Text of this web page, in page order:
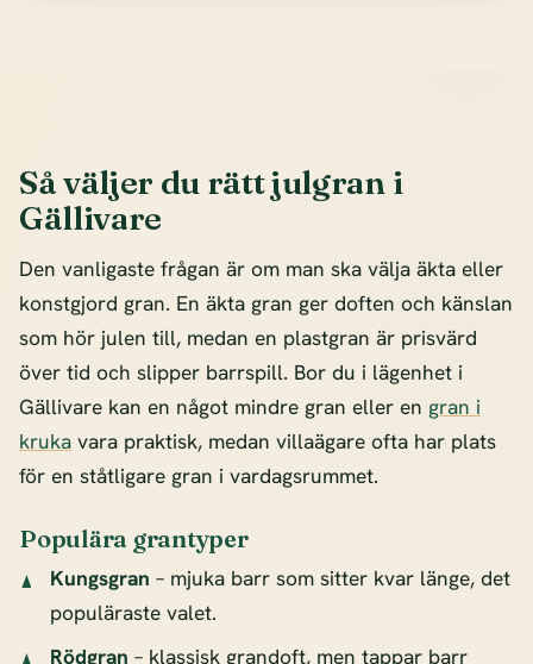
Så väljer du rätt julgran i
Gällivare
Den vanligaste frågan är om man ska välja äkta eller
konstgjord gran. En äkta gran ger doften och känslan
som hör julen till, medan en plastgran är prisvärd
över tid och slipper barrspill. Bor du i lägenhet i
Gällivare kan en något mindre gran eller en gran i
kruka vara praktisk, medan villaägare ofta har plats
för en ståtligare gran i vardagsrummet.
Populära grantyper
Kungsgran – mjuka barr som sitter kvar länge, det
populäraste valet.
Rödgran – klassisk grandoft, men tappar barr